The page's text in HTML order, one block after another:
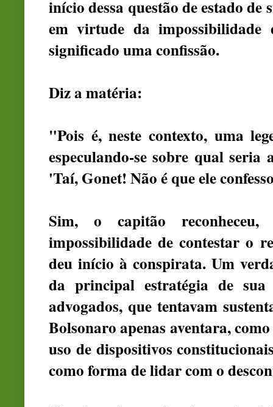
início dessa questão de estado de
em virtude da
significado uma confissão.
Diz a matéria:
"Pois é, neste contexto, uma
especulando-se sobre qual
'Taí, Gonet! Não é que ele
Sim, o capitão
impossibilidade de contestar o
deu início à conspirata. Um
da principal estratégia de sua
advogados, que tentavam
Bolsonaro apenas aventara,
uso de dispositivos
como forma de lidar com o